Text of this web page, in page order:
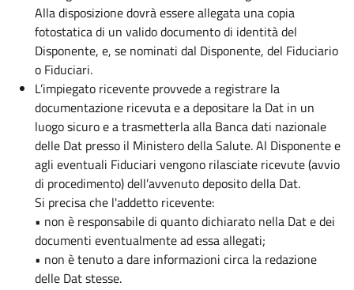
Alla disposizione dovrà essere allegata una copia
fotostatica di un valido documento di identità del
Disponente, e, se nominati dal Disponente, del Fiduciario
o Fiduciari.
L’impiegato ricevente provvede a registrare la
documentazione ricevuta e a depositare la Dat in un
luogo sicuro e a trasmetterla alla Banca dati nazionale
delle Dat presso il Ministero della Salute. Al Disponente e
agli eventuali Fiduciari vengono rilasciate ricevute (avvio
di procedimento) dell’avvenuto deposito della Dat.
Si precisa che l'addetto ricevente:
• non è responsabile di quanto dichiarato nella Dat e dei
documenti eventualmente ad essa allegati;
• non è tenuto a dare informazioni circa la redazione
delle Dat stesse.